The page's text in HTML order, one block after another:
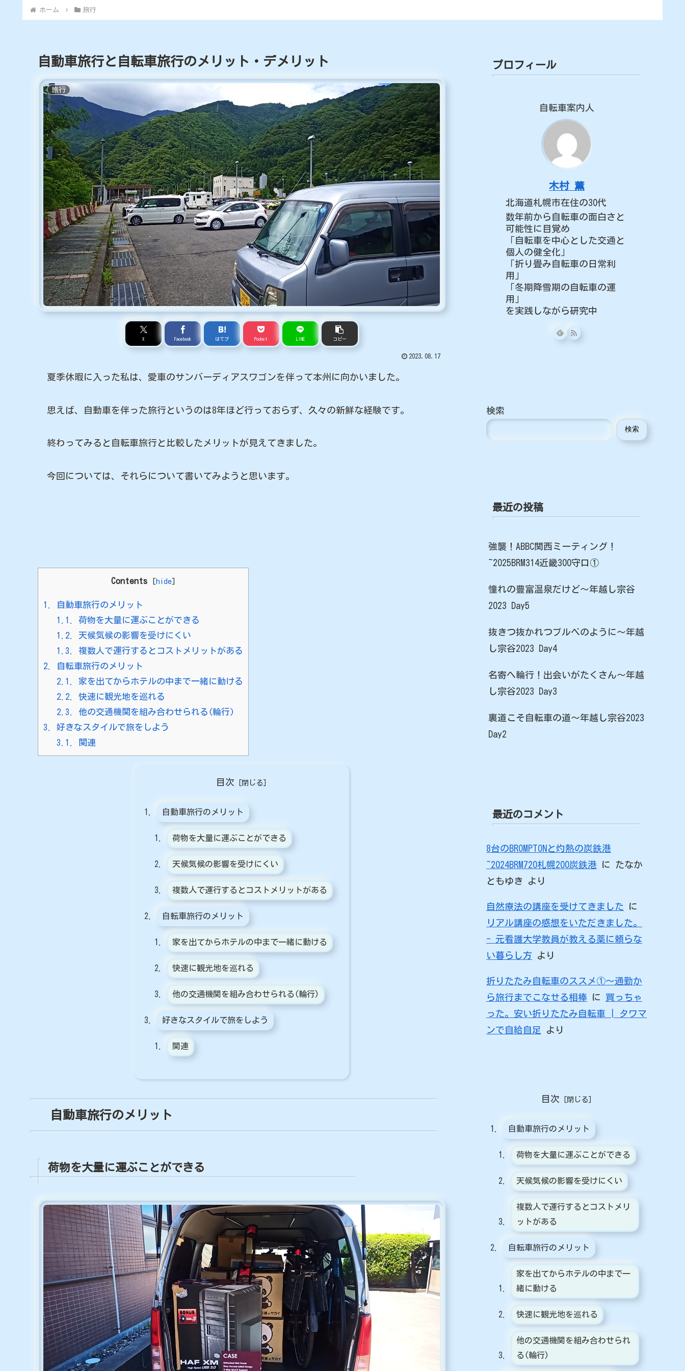
ホーム 旅行
自動車旅行と自転車旅行のメリット・デメリット
旅行
X Facebook はてブ Pocket LINE コピー
2023.08.17
夏季休暇に入った私は、愛車のサンバーディアスワゴンを伴って本州に向かいました。
思えば、自動車を伴った旅行というのは8年ほど行っておらず、久々の新鮮な経験です。
終わってみると自転車旅行と比較したメリットが見えてきました。
今回については、それらについて書いてみようと思います。
Contents [hide]
1.
自動車旅行のメリット
1.1.
荷物を大量に運ぶことができる
1.2.
天候気候の影響を受けにくい
1.3.
複数人で運行するとコストメリットがある
2.
自転車旅行のメリット
2.1.
家を出てからホテルの中まで一緒に動ける
2.2.
快速に観光地を巡れる
2.3.
他の交通機関を組み合わせられる(輪行)
3.
好きなスタイルで旅をしよう
3.1.
関連
目次
自動車旅行のメリット
荷物を大量に運ぶことができる
天候気候の影響を受けにくい
複数人で運行するとコストメリットがある
自転車旅行のメリット
家を出てからホテルの中まで一緒に動ける
快速に観光地を巡れる
他の交通機関を組み合わせられる(輪行)
好きなスタイルで旅をしよう
関連
自動車旅行のメリット
荷物を大量に運ぶことができる
プロフィール
自転車案内人
木村 薫
北海道札幌市在住の30代
数年前から自転車の面白さと
可能性に目覚め
「自転車を中心とした交通と
個人の健全化」
「折り畳み自転車の日常利
用」
「冬期降雪期の自転車の運
用」
を実践しながら研究中
検索
検索
最近の投稿
強襲！ABBC関西ミーティング！
~2025BRM314近畿300守口①
憧れの豊富温泉だけど〜年越し宗谷
2023 Day5
抜きつ抜かれつブルベのように〜年越
し宗谷2023 Day4
名寄へ輪行！出会いがたくさん〜年越
し宗谷2023 Day3
裏道こそ自転車の道～年越し宗谷2023
Day2
最近のコメント
8台のBROMPTONと灼熱の炭鉄港
~2024BRM720札幌200炭鉄港 に たなか
ともゆき
より
自然療法の講座を受けてきました
に
リアル講座の感想をいただきました。
- 元看護大学教員が教える薬に頼らな
い暮らし方 より
折りたたみ自転車のススメ①〜通勤か
ら旅行までこなせる相棒 に 買っちゃ
った。安い折りたたみ自転車 | タワマ
ンで自給自足
より
目次
自動車旅行のメリット
荷物を大量に運ぶことができる
天候気候の影響を受けにくい
複数人で運行するとコストメリ
ットがある
自転車旅行のメリット
家を出てからホテルの中まで一
緒に動ける
快速に観光地を巡れる
他の交通機関を組み合わせられ
る(輪行)